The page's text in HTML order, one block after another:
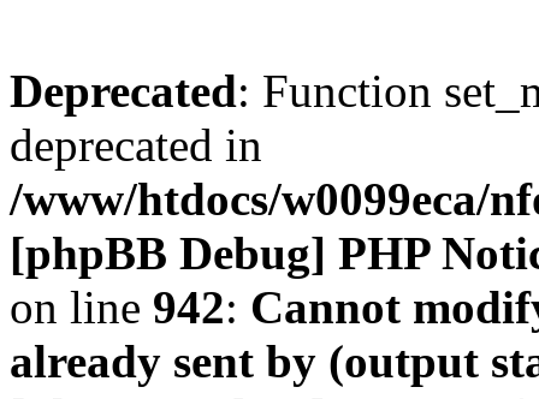
Deprecated: Function
deprecated in
/www/htdocs/w0099eca/
[phpBB Debug] PHP
on line 942: Cannot
already sent by (output